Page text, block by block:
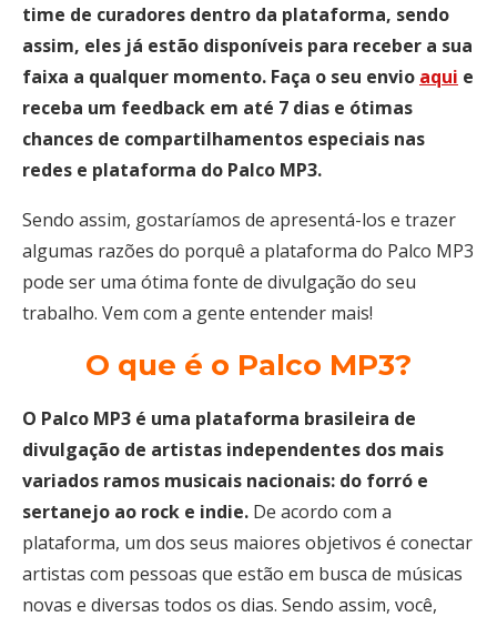
time de curadores dentro da plataforma, sendo
assim, eles já estão disponíveis para receber a sua
faixa a qualquer momento. Faça o seu envio aqui e
receba um feedback em até 7 dias e ótimas
chances de compartilhamentos especiais nas
redes e plataforma do Palco MP3.
Sendo assim, gostaríamos de apresentá-los e trazer
algumas razões do porquê a plataforma do Palco MP3
pode ser uma ótima fonte de divulgação do seu
trabalho. Vem com a gente entender mais!
O que é o Palco MP3?
O Palco MP3 é uma plataforma brasileira de
divulgação de artistas independentes dos mais
variados ramos musicais nacionais: do forró e
sertanejo ao rock e indie. De acordo com a
plataforma, um dos seus maiores objetivos é conectar
artistas com pessoas que estão em busca de músicas
novas e diversas todos os dias. Sendo assim, você,